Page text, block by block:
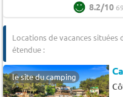
8.2/10
Locations de vacances
étendue :
le site du camping